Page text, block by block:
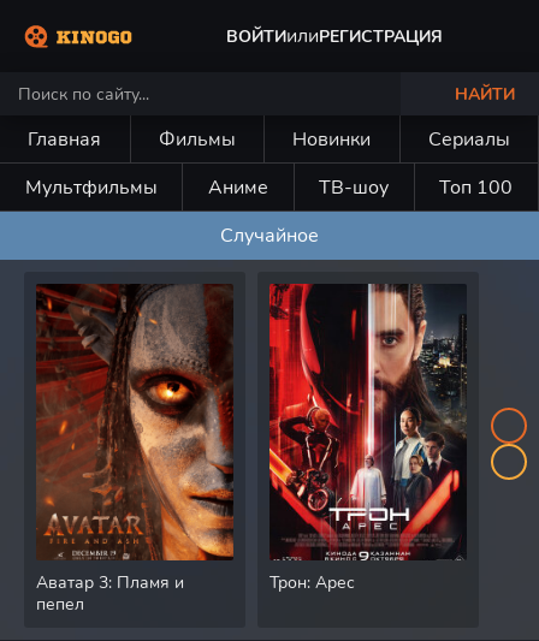
ВОЙТИилиРЕГИСТРАЦИЯ
НАЙТИ
Главная Фильмы Новинки
Сериалы
Мультфильмы
Аниме ТВ-шоу
Топ 100
Случайное
Аватар 3: Пламя и
пепел
Трон: Арес